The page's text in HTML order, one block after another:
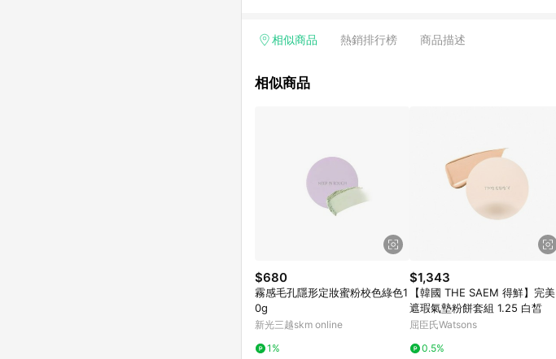
相似商品 熱銷排行榜 商品描述
相似商品
$680
霧感毛孔隱形定妝蜜粉校色綠色1
0g
新光三越skm online
1%
$1,343
【韓國 THE SAEM 得鮮】完美
遮瑕氣墊粉餅套組 1.25 白皙
屈臣氏Watsons
0.5%